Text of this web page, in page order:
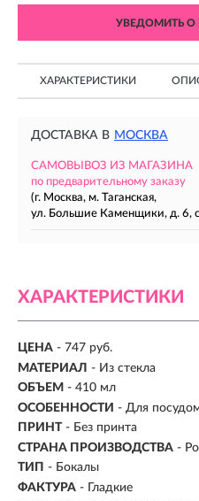
УВЕДОМИТЬ О
ХАРАКТЕРИСТИКИ
ДОСТАВКА В МОСКВА
САМОВЫВОЗ ИЗ МАГАЗИНА
по предварительному заказу
(г. Москва, м. Таганская,
ул. Большие Каменщики, д. 6,
ХАРАКТЕРИСТИКИ
ЦЕНА - 747 руб.
МАТЕРИАЛ - Из стекла
ОБЪЕМ - 410 мл
ОСОБЕННОСТИ - Для
ПРИНТ - Без принта
СТРАНА ПРОИЗВОДСТВА -
ТИП - Бокалы
ФАКТУРА - Гладкие